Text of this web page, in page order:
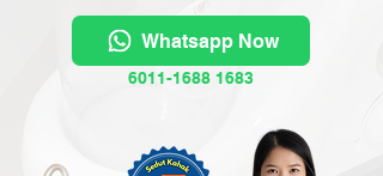
Whatsapp Now
6011-1688 1683